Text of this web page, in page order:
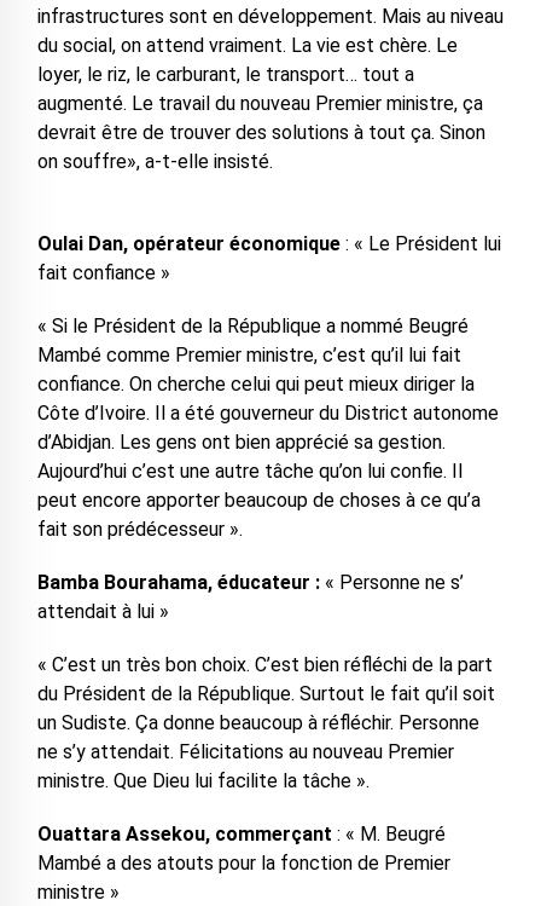
infrastructures sont en développement. Mais au niveau
du social, on attend vraiment. La vie est chère. Le
loyer, le riz, le carburant, le transport… tout a
augmenté. Le travail du nouveau Premier ministre, ça
devrait être de trouver des solutions à tout ça. Sinon
on souffre», a-t-elle insisté.
Oulai Dan, opérateur économique : « Le Président lui
fait confiance »
« Si le Président de la République a nommé Beugré
Mambé comme Premier ministre, c’est qu’il lui fait
confiance. On cherche celui qui peut mieux diriger la
Côte d’Ivoire. Il a été gouverneur du District autonome
d’Abidjan. Les gens ont bien apprécié sa gestion.
Aujourd’hui c’est une autre tâche qu’on lui confie. Il
peut encore apporter beaucoup de choses à ce qu’a
fait son prédécesseur ».
Bamba Bourahama, éducateur :« Personne ne s’
attendait à lui »
« C’est un très bon choix. C’est bien réfléchi de la part
du Président de la République. Surtout le fait qu’il soit
un Sudiste. Ça donne beaucoup à réfléchir. Personne
ne s’y attendait. Félicitations au nouveau Premier
ministre. Que Dieu lui facilite la tâche ».
Ouattara Assekou, commerçant : « M. Beugré
Mambé a des atouts pour la fonction de Premier
ministre »